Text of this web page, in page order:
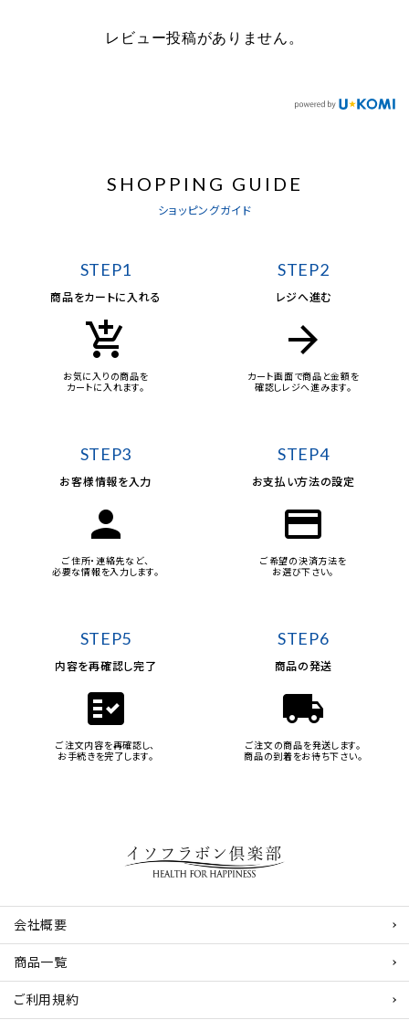
レビュー投稿がありません。
SHOPPING GUIDE
ショッピングガイド
STEP1
商品をカートに入れる
add_shopping_cart
お気に入りの商品を
カートに入れます。
STEP2
レジへ進む
arrow_forward
カート画面で商品と金額を
確認しレジへ進みます。
STEP3
お客様情報を入力
person
ご住所・連絡先など、
必要な情報を入力します。
STEP4
お支払い方法の設定
credit_card
ご希望の決済方法を
お選び下さい。
STEP5
内容を再確認し完了
fact_check
ご注文内容を再確認し、
お手続きを完了します。
STEP6
商品の発送
local_shipping
ご注文の商品を発送します。
商品の到着をお待ち下さい。
会社概要
商品一覧
ご利用規約